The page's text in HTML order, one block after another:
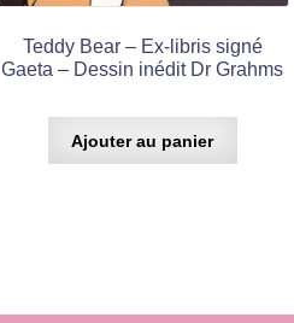
Teddy Bear – Ex-libris signé
Gaeta – Dessin inédit Dr Grahms
Ajouter au panier